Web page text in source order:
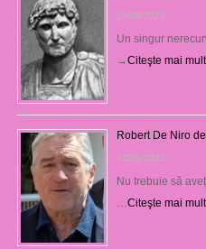
11/09/2023
Un singur
→Citeşte mai
Robert De Niro
10/09/2023
Nu trebuie să
Citeşte mai